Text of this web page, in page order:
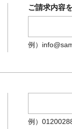
ご請求内容
例）
例）